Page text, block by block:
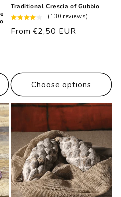
Traditional Crescia of Gubbio
(130 reviews)
List
From €2,50 EUR
Choose options